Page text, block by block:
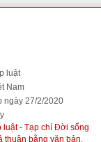
luật
Nam
ngày 27/2/2020
luật - Tạp chí Đời sống
thuận bằng văn bản.